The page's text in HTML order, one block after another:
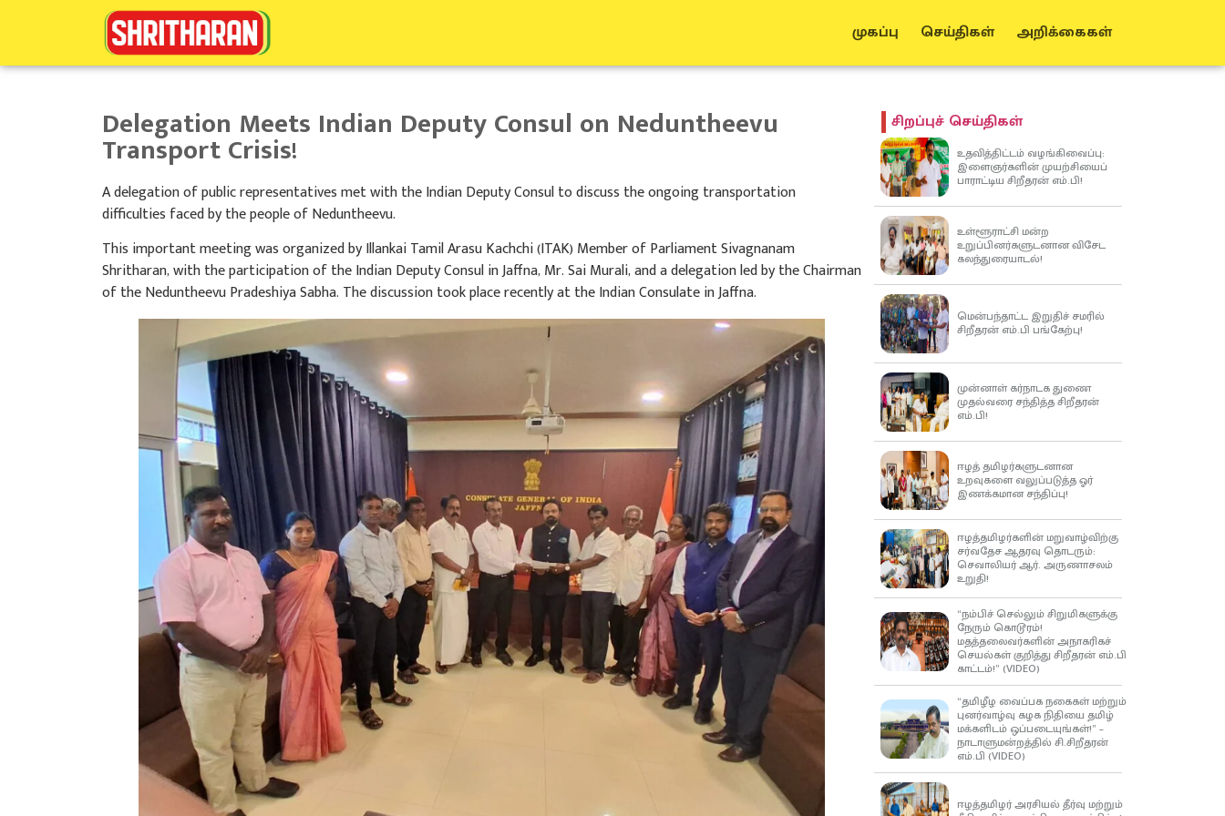
முகப்பு செய்திகள் அறிக்கைகள்
Delegation Meets Indian Deputy Consul on Neduntheevu
Transport Crisis!
A delegation of public representatives met with the Indian Deputy Consul to discuss the ongoing transportation
difficulties faced by the people of Neduntheevu.
This important meeting was organized by Illankai Tamil Arasu Kachchi (ITAK) Member of Parliament Sivagnanam
Shritharan, with the participation of the Indian Deputy Consul in Jaffna, Mr. Sai Murali, and a delegation led by the Chairman
of the Neduntheevu Pradeshiya Sabha. The discussion took place recently at the Indian Consulate in Jaffna.
சிறப்புச் செய்திகள்
உதவித்திட்டம் வழங்கிவைப்பு:
இளைஞர்களின் முயற்சியைப்
பாராட்டிய சிறீதரன் எம்.பி!
உள்ளூராட்சி மன்ற
உறுப்பினர்களுடனான விசேட
கலந்துரையாடல்!
மென்பந்தாட்ட இறுதிச் சமரில்
சிறீதரன் எம்.பி பங்கேற்பு!
முன்னாள் கர்நாடக துணை
முதல்வரை சந்தித்த சிறீதரன்
எம்.பி!
ஈழத் தமிழர்களுடனான
உறவுகளை வலுப்படுத்த ஓர்
இணக்கமான சந்திப்பு!
ஈழத்தமிழர்களின் மறுவாழ்விற்கு
சர்வதேச ஆதரவு தொடரும்:
செவாலியர் ஆர். அருணாசலம்
உறுதி!
“நம்பிச் செல்லும் சிறுமிகளுக்கு
நேரும் கொடூரம்!
மதத்தலைவர்களின் அநாகரிகச்
செயல்கள் குறித்து சிறீதரன் எம்.பி
காட்டம்!” (VIDEO)
“தமிழீழ வைப்பக நகைகள் மற்றும்
புனர்வாழ்வு கழக நிதியை தமிழ்
மக்களிடம் ஒப்படையுங்கள்!” –
நாடாளுமன்றத்தில் சி.சிறீதரன்
எம்.பி (VIDEO)
ஈழத்தமிழர் அரசியல் தீர்வு மற்றும்